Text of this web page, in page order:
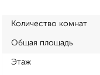
Количество комнат
Общая площадь
Этаж